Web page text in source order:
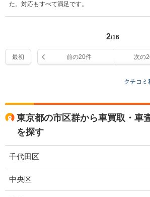
た。対応もすべて満足です。
2/16
最初 前の20件 次の
クチコミ
東京都の市区群から車買取・車
を探す
千代田区
中央区